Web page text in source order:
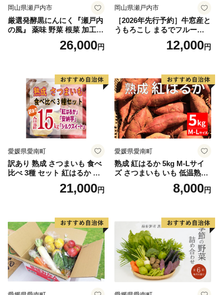
岡山県瀬戸内市
厳選発酵黒にんにく『瀬戸内
の風』 薬味 野菜 根菜 加工食
26,000円
岡山県瀬戸内市
［2026年先行予約］牛窓産と
うもろこし まるでフルー
ツ！最高糖度25度超え 生で
甘い、茹でて美味い！ 黄色
野菜
12,000円
愛媛県愛南町
訳あり 熟成 さつまいも 食べ
比べ 3種 セット 紅はるか 安
納芋 シルクスイート 合計 15
kg サイズ混合 サツマイモ 焼
芋 ほしいも スイートポテト
いも天 サイズミックス 甘い
ねっとり 生芋 新芋 あんのう
いも 甘藷 べにはるか スイー
ツ 国産 糖度 産地直送 農家直
送 数量限定 21000円 愛媛 愛
南 ミッチーのおみかん畑
21,000円
愛媛県愛南町
熟成 紅はるか 5kg M-Lサイ
ズ さつまいも いも 低温熟成
完全熟成収穫 甘い 糖度 焼き
芋 やきいも スイートポテト
8,000円